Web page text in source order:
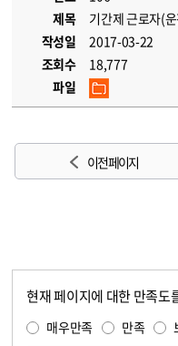
제목
기간제 근로자(
작성일
2017-03-22
조회수
18,777
파일
이전 페이지
현재 페이지에 대한 만족도
매우만족 만족